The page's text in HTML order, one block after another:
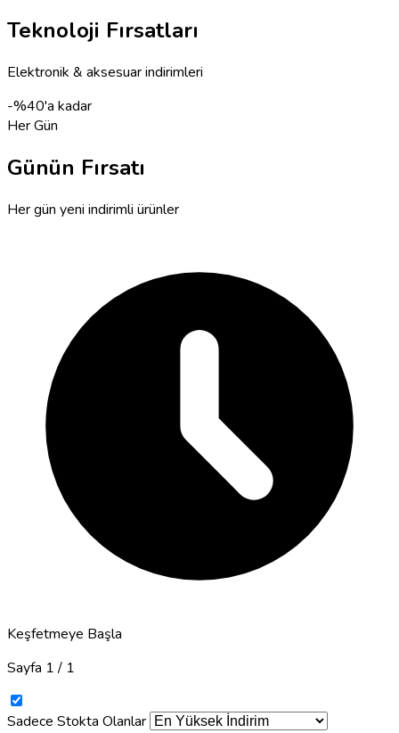
Teknoloji Fırsatları
Elektronik & aksesuar indirimleri
-%40'a kadar
Her Gün
Günün Fırsatı
Her gün yeni indirimli ürünler
Keşfetmeye Başla
Sayfa 1 / 1
Sadece Stokta Olanlar